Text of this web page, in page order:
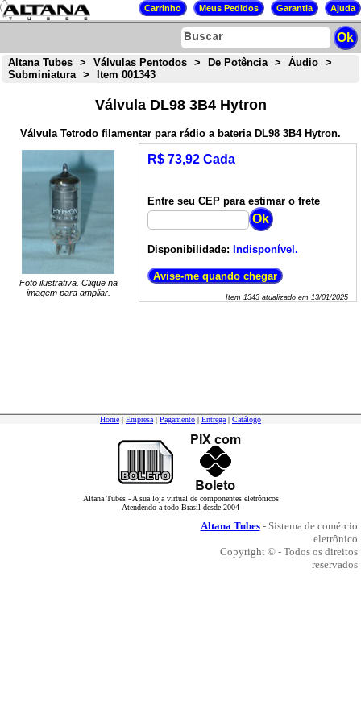
Altana Tubes > Válvulas Pentodos > De Potência > Áudio
>
Subminiatura
> Item 001343
Válvula DL98 3B4 Hytron
Válvula Tetrodo filamentar para rádio a bateria DL98 3B4 Hytron.
Foto ilustrativa. Clique na
imagem para ampliar.
R$ 73,92 Cada
Entre seu CEP para estimar o frete
Disponibilidade: Indisponível.
Item 1343atualizado em 13/01/2025
Home | Empresa | Pagamento | Entrega | Catálogo
Altana Tubes - A sua loja virtual de componentes eletrônicos
Atendendo a todo Brasil desde 2004
Altana Tubes- Sistema de comércio
eletrônico
Copyright © - Todos os direitos
reservados